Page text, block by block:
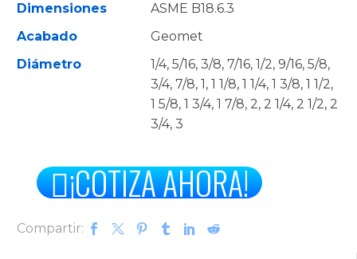
Dimensiones
ASME B18.6.3
Acabado
Geomet
Diámetro
1/4, 5/16, 3/8, 7/16, 1/2, 9/16, 5/8,
3/4, 7/8, 1, 1 1/8, 1 1/4, 1 3/8, 1 1/2,
1 5/8, 1 3/4, 1 7/8, 2, 2 1/4, 2 1/2, 2
3/4, 3
¡COTIZA AHORA!
Compartir: